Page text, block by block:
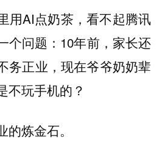
用AI点奶茶，看不起腾讯
个问题：10年前，家长还
务正业，现在爷爷奶奶辈
不玩手机的？
炼金石。